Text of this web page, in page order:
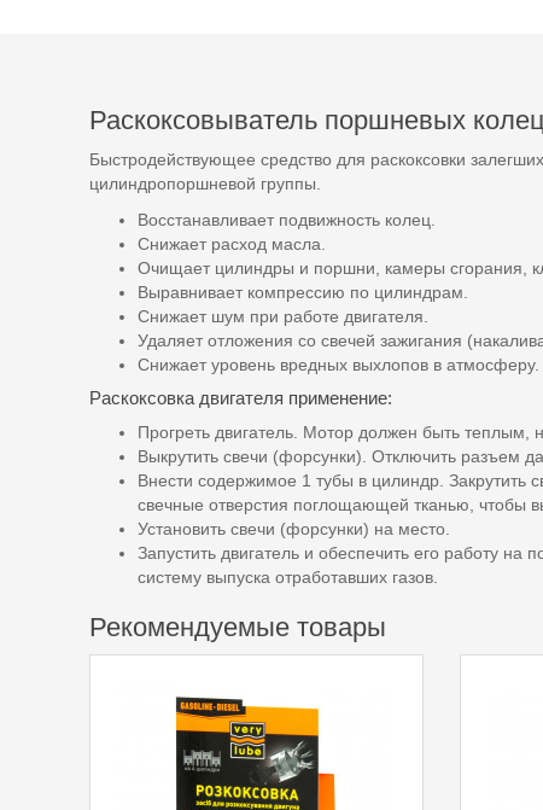
Раскоксовыватель поршневых колец
Быстродействующее средство для раскоксовки
цилиндропоршневой группы.
Восстанавливает подвижность колец.
Снижает расход масла.
Очищает цилиндры и поршни, камеры сгорания,
Выравнивает компрессию по цилиндрам.
Снижает шум при работе двигателя.
Удаляет отложения со свечей зажигания
Снижает уровень вредных выхлопов в атмосферу.
Раскоксовка двигателя применение:
Прогреть двигатель. Мотор должен быть теплым,
Выкрутить свечи (форсунки). Отключить разъем
Внести содержимое 1 тубы в цилиндр. Закрутить
свечные отверстия поглощающей тканью, чтобы
Установить свечи (форсунки) на место.
Запустить двигатель и обеспечить его работу
систему выпуска отработавших газов.
Рекомендуемые товары